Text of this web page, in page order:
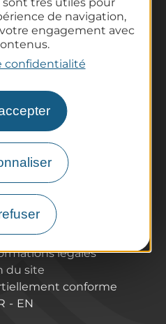
sont très utiles pour
de navigation,
engagement avec
confidentialité
son voyage
pratiques
Tourisme
venir ?
nous ?
& Presse
événements
de-Dôme Tourisme
légales
du site
conforme
EN